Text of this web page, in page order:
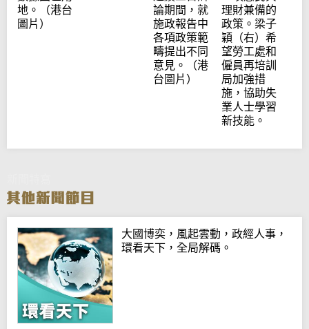
地。（港台
圖片）
論期間，就
施政報告中
各項政策範
疇提出不同
意見。（港
台圖片）
理財兼備的
政策。梁子
穎（右）希
望勞工處和
僱員再培訓
局加強措
施，協助失
業人士學習
新技能。
大國博奕，風起雲動，政經人事，
環看天下，全局解碼。